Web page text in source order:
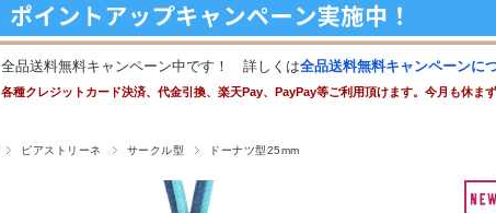
全品送料無料キャンペーン中です！ 詳しくは全品送料無料キャンペーンに
各種クレジットカード決済、代金引換、楽天Pay、PayPay等ご利用頂けます。今月も休まず
ピアストリーネ サークル型 ドーナツ型25mm